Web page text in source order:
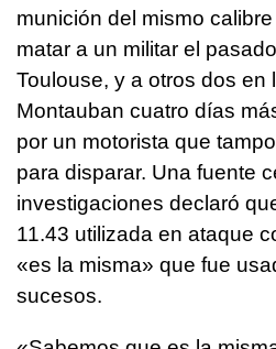
munición del mismo
matar a un militar el
Toulouse, y a otros dos en
Montauban cuatro días
por un motorista que
para disparar. Una fuente
investigaciones declaró
11.43 utilizada en ataque
«es la misma» que fue
sucesos.